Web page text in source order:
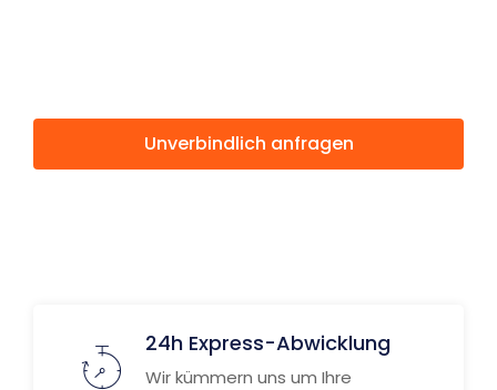
Unverbindlich anfragen
24h Express-Abwicklung
Wir kümmern uns um Ihre